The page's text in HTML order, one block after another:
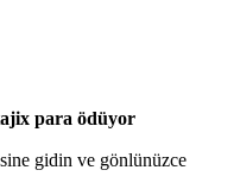
para ödüyor
gidin ve gönlünüzce